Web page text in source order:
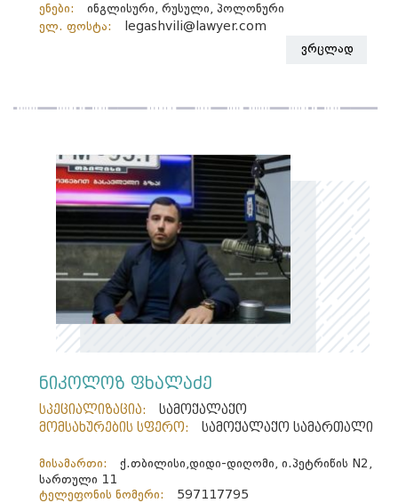
ენები:
ინგლისური, რუსული, პოლონური
ელ. ფოსტა:
legashvili@lawyer.com
ვრცლად
ნიკოლოზ ფხალაძე
სპეციალიზაცია:
სამოქალაქო
მომსახურების სფერო:
სამოქალაქო სამართალი
მისამართი:
ქ.თბილისი,დიდი-დიღომი, ი.პეტრიწის N2,
სართული 11
ტელეფონის ნომერი:
597117795